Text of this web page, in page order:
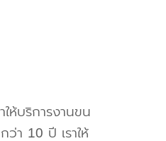
ห้บริการงานขน
า 10 ปี เราให้